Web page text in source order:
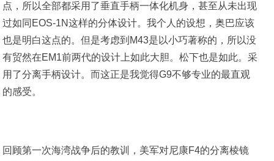
点，所以全部都采用了垂直手柄一体化机身，甚至从未出现
过如同EOS-1N这样的分体设计。我个人的设想，奥巴应该
也是明白这点的。但是考虑到M43是以小巧著称的，所以没
有贸然在EM1前两代的设计上如此大胆。松下也是如此。采
用了分离手柄设计。而这正是我觉得G9不够专业的最直观
的感受。
回顾第一次海湾战争后的教训，美军对尼康F4的分离棱镜